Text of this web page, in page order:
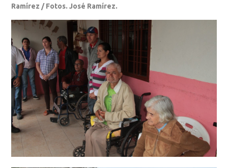
Ramírez / Fotos. José Ramírez.